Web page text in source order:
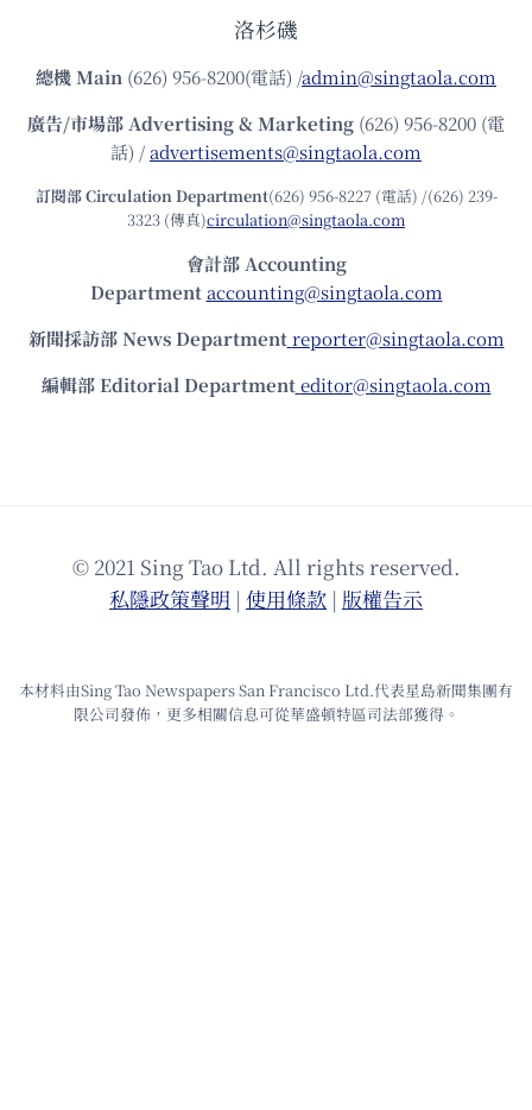
洛杉磯
總機Main (626) 956-8200(電話) /admin@singtaola.com
廣告/市場部Advertising & Marketing (626) 956-8200 (電
話) /advertisements@singtaola.com
訂閱部 Circulation Department(626) 956-8227 (電話) /(626) 239-
3323 (傳真)circulation@singtaola.com
會計部 Accounting
Department accounting@singtaola.com
新聞採訪部 News Department reporter@singtaola.com
編輯部 Editorial Department editor@singtaola.com
© 2021 Sing Tao Ltd. All rights reserved.
私隱政策聲明 | 使⽤條款 | 版權告⽰
本材料由Sing Tao Newspapers San Francisco Ltd.代表星島新聞集團有
限公司發佈，更多相關信息可從華盛頓特區司法部獲得。